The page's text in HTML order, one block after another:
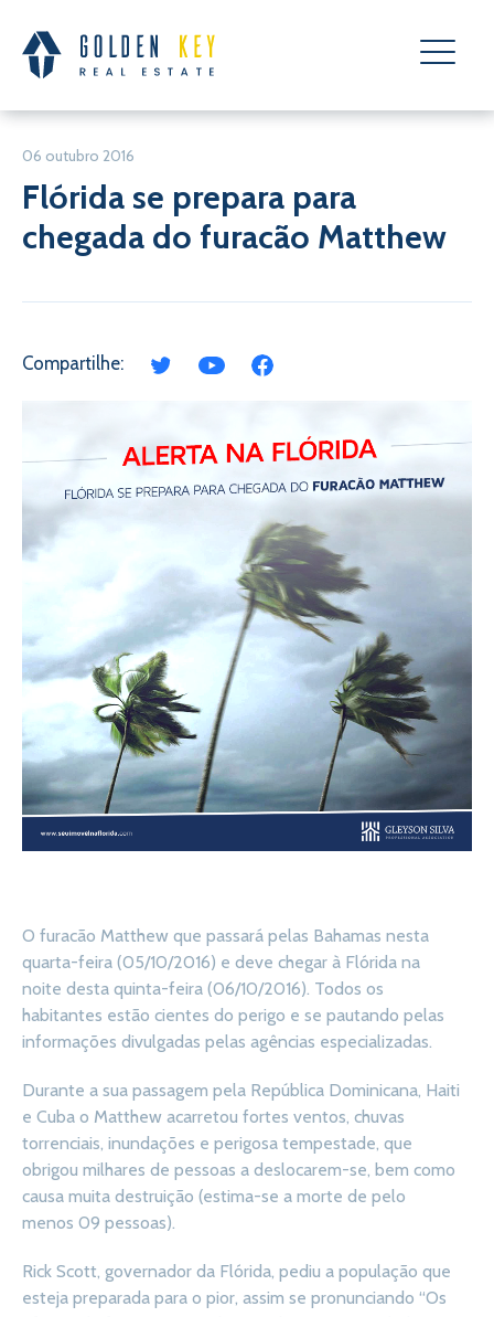
06 outubro 2016
Flórida se prepara para
chegada do furacão Matthew
Compartilhe:
O furacão Matthew que passará pelas Bahamas nesta
quarta-feira (05/10/2016) e deve chegar à Flórida na
noite desta quinta-feira (06/10/2016). Todos os
habitantes estão cientes do perigo e se pautando pelas
informações divulgadas pelas agências especializadas.
Durante a sua passagem pela República Dominicana, Haiti
e Cuba o Matthew acarretou fortes ventos, chuvas
torrenciais, inundações e perigosa tempestade, que
obrigou milhares de pessoas a deslocarem-se, bem como
causa muita destruição (estima-se a morte de pelo
menos 09 pessoas).
Rick Scott, governador da Flórida, pediu a população que
esteja preparada para o pior, assim se pronunciando “Os